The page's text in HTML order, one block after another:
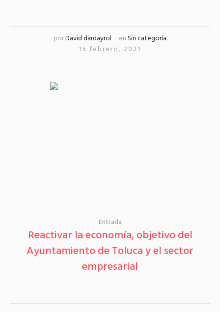
porDavid dardayrol en Sin categoría
15 febrero, 2021
Entrada
Reactivar la economía, objetivo del
Ayuntamiento de Toluca y el sector
empresarial